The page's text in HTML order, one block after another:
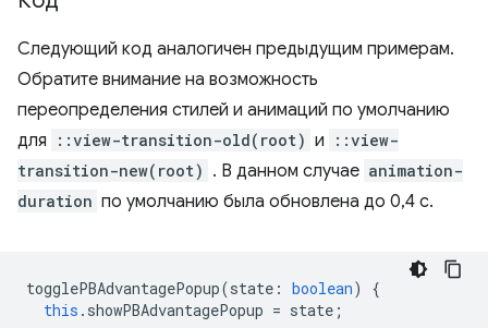
Следующий код аналогичен предыдущим примерам.
Обратите внимание на возможность
переопределения стилей и анимаций по умолчанию
для
::view-transition-old(root) и
::view-
transition-new(root) . В данном случае animation-
duration по умолчанию была обновлена ​​до 0,4 с.
togglePBAdvantagePopup(state : boolean)
{
this . showPBAdvantagePopup = state ;